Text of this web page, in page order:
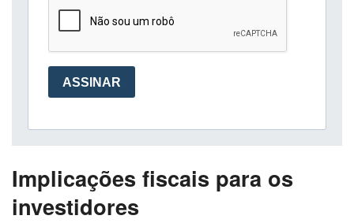
Implicações fiscais para os
investidores